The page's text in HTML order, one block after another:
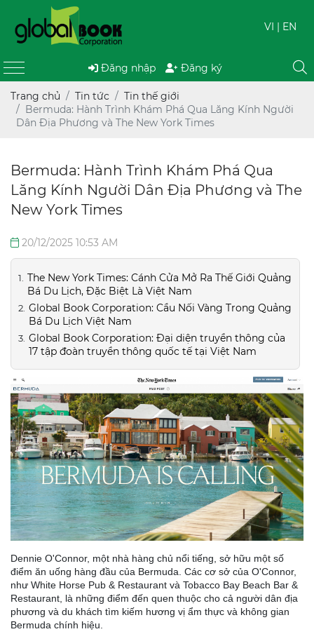
VI | EN
Đăng nhập Đăng ký
Trang chủ Tin tức
Tin thế giới
Bermuda: Hành Trình Khám Phá Qua Lăng Kính Người
Dân Địa Phương và The New York Times
Bermuda: Hành Trình Khám Phá Qua
Lăng Kính Người Dân Địa Phương và The
New York Times
20/12/2025 10:53 AM
The New York Times: Cánh Cửa Mở Ra Thế Giới Quảng
Bá Du Lịch, Đặc Biệt Là Việt Nam
Global Book Corporation: Cầu Nối Vàng Trong Quảng
Bá Du Lịch Việt Nam
Global Book Corporation: Đại diện truyền thông của
17 tập đoàn truyền thông quốc tế tại Việt Nam
Dennie O'Connor, một nhà hàng chủ nổi tiếng, sở hữu một số
điểm ăn uống hàng đầu của Bermuda. Các cơ sở của O'Connor,
như White Horse Pub & Restaurant và Tobacco Bay Beach Bar &
Restaurant, là những điểm đến quen thuộc cho cả người dân địa
phương và du khách tìm kiếm hương vị ẩm thực và không gian
Bermuda chính hiệu.